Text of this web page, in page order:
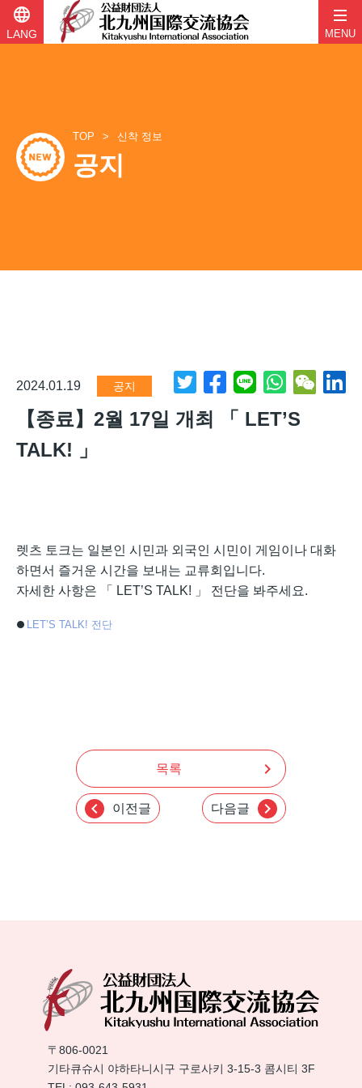
language
LANG MENU
TOP 신착 정보
공지
2024.01.19 공지
【종료】2월 17일 개최 「 LET’S
TALK! 」
렛츠 토크는 일본인 시민과 외국인 시민이 게임이나 대화
하면서 즐거운 시간을 보내는 교류회입니다.
자세한 사항은 「 LET’S TALK! 」 전단을 봐주세요.
LET’S TALK! 전단
chevron_left 이전글
목록 chevron_right
다음글 chevron_right
〒806-0021
기타큐슈시 야하타니시구 구로사키 3-15-3 콤시티 3F